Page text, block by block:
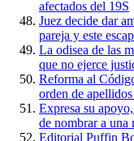
afectados del 19S
Juez decide dar
pareja y este
La odisea de las
que no ejerce
Reforma al
orden de
Expresa su
de nombrar a
Editorial Puffin